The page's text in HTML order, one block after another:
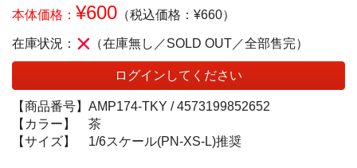
本体価格： ¥600 （税込価格：¥660）
在庫状況： （在庫無し／SOLD OUT／全部售完）
ログインしてください
【商品番号】 AMP174-TKY /4573199852652
【カラー】
茶
【サイズ】
1/6スケール(PN-XS-L)推奨